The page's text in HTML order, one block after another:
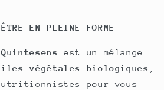
EN PLEINE FORME
est un mélange
végétales biologiques ,
pour vous